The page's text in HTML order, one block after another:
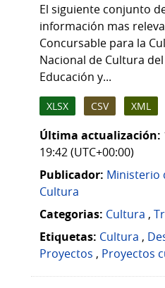
El siguiente conjunto
información mas
Concursable para la
Nacional de Cultura
Educación y...
XLSX CSV XML
Última actualización:
19:42 (UTC+00:00)
Publicador: Ministerio
Cultura
Categorias: Cultura ,
Etiquetas: Cultura ,
Proyectos , Proyectos